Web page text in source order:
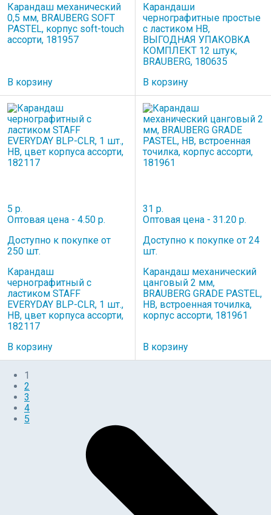
Карандаш механический
0,5 мм, BRAUBERG SOFT
PASTEL, корпус soft-touch
ассорти, 181957
В корзину
Карандаши
чернографитные простые
с ластиком HB,
ВЫГОДНАЯ УПАКОВКА
КОМПЛЕКТ 12 штук,
BRAUBERG, 180635
В корзину
5 р.
Оптовая цена - 4.50 р.
Доступно к покупке от
250 шт.
Карандаш
чернографитный с
ластиком STAFF
EVERYDAY BLP-CLR, 1 шт.,
НВ, цвет корпуса ассорти,
182117
В корзину
31 р.
Оптовая цена - 31.20 р.
Доступно к покупке от 24
шт.
Карандаш механический
цанговый 2 мм,
BRAUBERG GRADE PASTEL,
HB, встроенная точилка,
корпус ассорти, 181961
В корзину
1
2
3
4
5